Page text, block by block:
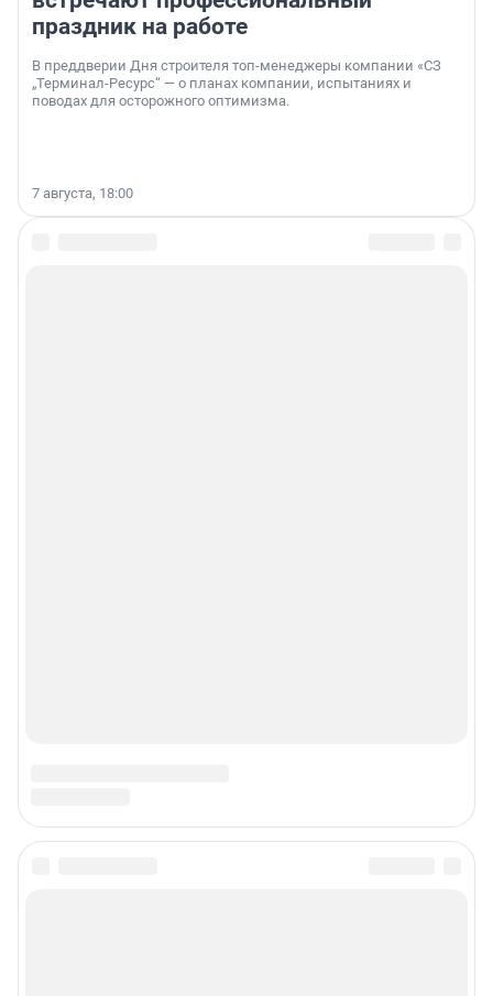
праздник на работе
В преддверии Дня строителя топ-менеджеры компании «СЗ
„Терминал-Ресурс“ — о планах компании, испытаниях и
поводах для осторожного оптимизма.
7 августа, 18:00